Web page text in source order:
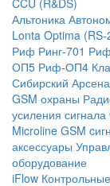
CCU (R&DS)
Альтоника
Lonta Optima (RS-
Риф Ринг-701
ОП5 Риф-ОП4
Сибирский
GSM охраны
усиления сигнала
Microline GSM
аксессуары
оборудование
iFlow